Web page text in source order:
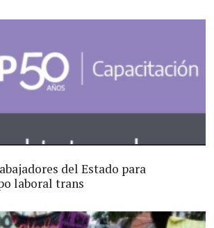
del Estado para
laboral trans